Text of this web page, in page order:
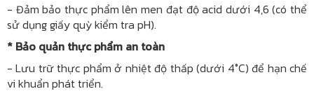
- Đảm bảo thực phẩm lên men đạt độ acid dưới 4,6 (có thể
sử dụng giấy quỳ kiểm tra pH).
* Bảo quản thực phẩm an toàn
- Lưu trữ thực phẩm ở nhiệt độ thấp (dưới 4°C) để hạn chế
vi khuẩn phát triển.